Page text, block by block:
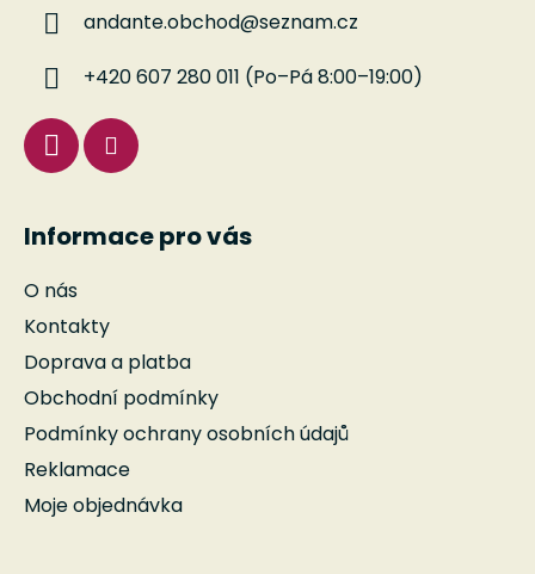
andante.obchod@seznam.cz
+420 607 280 011 (Po–Pá 8:00–19:00)
Informace pro vás
O nás
Kontakty
Doprava a platba
Obchodní podmínky
Podmínky ochrany osobních údajů
Reklamace
Moje objednávka